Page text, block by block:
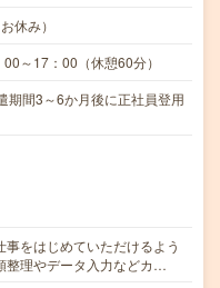
休み）
～17：00（休憩60分）
期間3～6か月後に正社員登用
をはじめていただけるよう
整理やデータ入力などカ…